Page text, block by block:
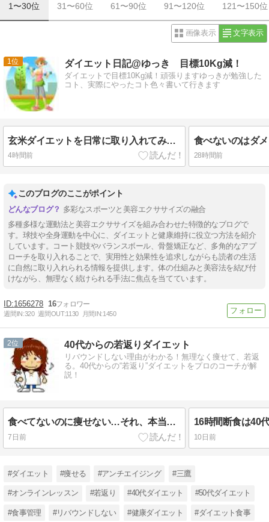
1〜30位 31〜60位 61〜90位 91〜120位 121〜150位
画像表示 文字表示
1 ダイエット日記@ゆっき 目標10Kg減！
ダイエットで目標10Kg減！頑張りますゆっきが勉強した
コト、実際にやったコト色々書いて行きます
玄米ダイエットを日常に取り入れてみる？
4時間前 28時間前
このブログのここがポイント
多彩なスポーツと美容エクササイズの融合
多種多様な運動法と美容エクササイズを組み合わせた特徴的なブログで
す。球技や全身運動を中心に、ダイエットと健康維持に役立つ方法を紹介
しています。コート競技やバランスボール、骨盤矯正など、多角的なアプ
ローチを取り入れることで、実用性と効果性を追求しながらも読者の生活
に自然に取り入れられる情報を提供します。体の仕組みと美容法を結び付
けながら、無理なく続けられる手法に焦点を当てています。
1656278 16
週間IN:320 週間OUT:1130 月間IN:1450
2 40代からの若返りダイエット
リバウンドしない理由がわかる！無理なく痩せて、若返
る。40代からの“若返り”ダイエットをプロのコーチが解
説！
食べてないのに痩せない…それ、本当に停滞期？
7日前 10日前
#ダイエット #痩せる #アンチエイジング #三鷹
#オンラインレッスン #若返り #40代ダイエット #50代ダイエット
#食事管理 #リバウンドしない #健康ダイエット #ダイエット食事